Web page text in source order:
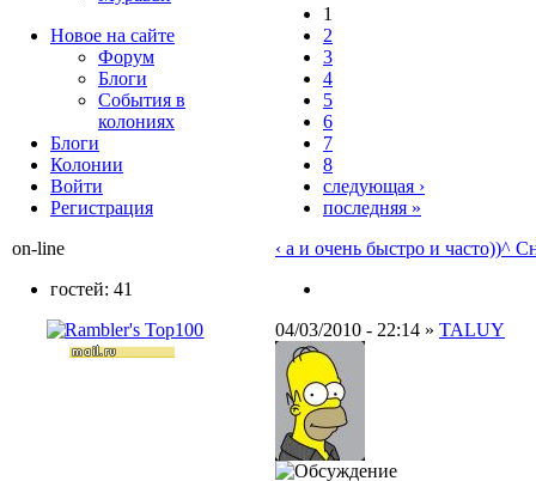
1
2
3
4
5
6
7
8
следующая ›
последняя »
‹ а и очень быстро и часто))^
04/03/2010 - 22:14 » TALUY
Новое на сайте
Форум
Блоги
События в
колониях
Блоги
Колонии
Войти
Peгиcтpaция
on-line
гостей: 41